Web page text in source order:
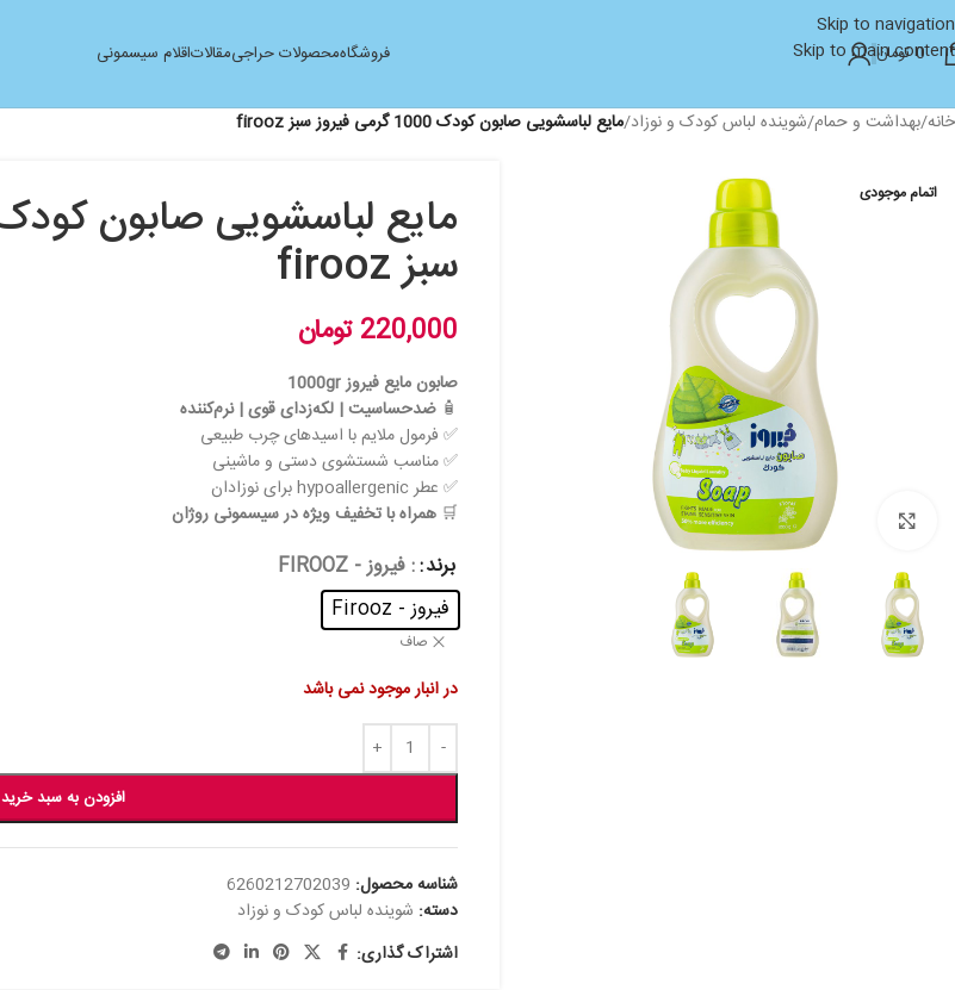
Skip to navigation
Skip to main content
0تومان فروشگاهمحصولات حراجیمقالاتاقلام سیسمونی
خانه/بهداشت و حمام/شوینده لباس کودک و نوزاد/مایع لباسشویی صابون کودک 1000 گرمی فیروز سبز firooz
اتمام موجودی
بزرگنمایی تصویر
سبز firooz
220,000تومان
صابون مایع فیروز 1000gr
🧴 ضدحساسیت | لکه‌زدای قوی | نرم‌کننده
✅ فرمول ملایم با اسیدهای چرب طبیعی
✅ مناسب شستشوی دستی و ماشینی
✅ عطر hypoallergenic برای نوزادان
🛒 همراه با تخفیف ویژه در سیسمونی روژان
برند : فیروز - FIROOZ
فیروز - Firooz
صاف
در انبار موجود نمی باشد
افزودن به سبد خرید
شناسه محصول: 6260212702039
دسته: شوینده لباس کودک و نوزاد
اشتراک گذاری: